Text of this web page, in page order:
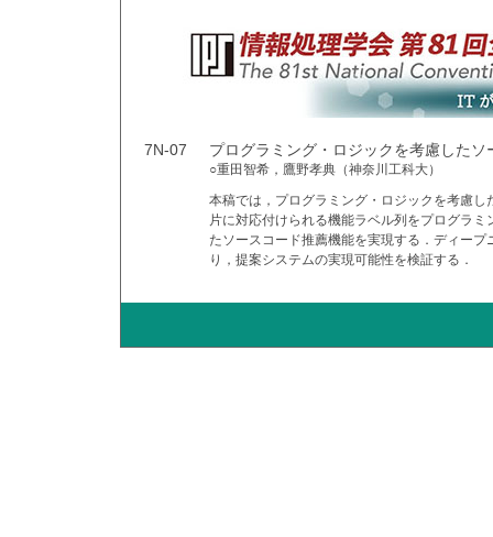
7N-07 プログラミング・ロジックを考慮した
○重田智希，鷹野孝典（神奈川工科大）
本稿では，プログラミング・ロジックを考慮
片に対応付けられる機能ラベル列をプログラ
たソースコード推薦機能を実現する．ディー
り，提案システムの実現可能性を検証する．